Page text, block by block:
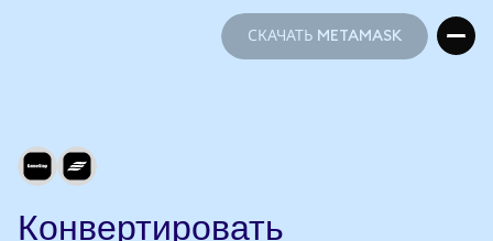
СКАЧАТЬ METAMASK
Конвертировать